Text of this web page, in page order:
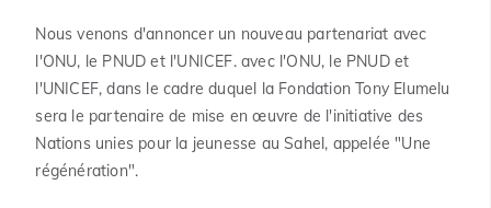
Nous venons d'annoncer un nouveau partenariat avec
l'ONU, le PNUD et l'UNICEF. avec l'ONU, le PNUD et
l'UNICEF, dans le cadre duquel la Fondation Tony Elumelu
sera le partenaire de mise en œuvre de l'initiative des
Nations unies pour la jeunesse au Sahel, appelée "Une
régénération".